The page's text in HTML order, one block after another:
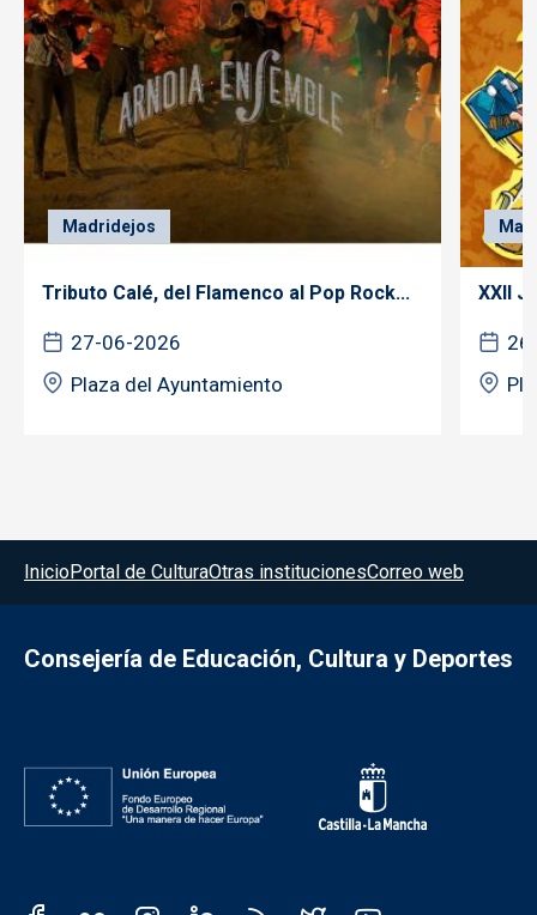
Madridejos
Tributo Calé, del Flamenco al Pop Rock...
27-06-2026
Plaza del Ayuntamiento
XXII
Menú del pie
InicioPortal de CulturaOtras institucionesCorreo web
Consejería de Educación, Cultura y Deportes